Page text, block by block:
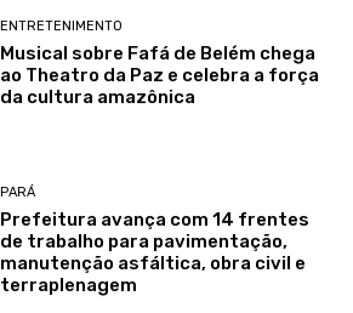
ENTRETENIMENTO
Musical sobre Fafá de Belém chega
ao Theatro da Paz e celebra a força
da cultura amazônica
PARÁ
Prefeitura avança com 14 frentes
de trabalho para pavimentação,
manutenção asfáltica, obra civil e
terraplenagem